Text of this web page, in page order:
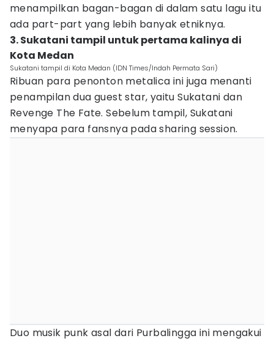
menampilkan bagan-bagan di dalam satu lagu itu
ada part-part yang lebih banyak etniknya.
3. Sukatani tampil untuk pertama kalinya di
Kota Medan
Sukatani tampil di Kota Medan (IDN Times/Indah Permata Sari)
Ribuan para penonton metalica ini juga menanti
penampilan dua guest star, yaitu Sukatani dan
Revenge The Fate. Sebelum tampil, Sukatani
menyapa para fansnya pada sharing session.
Duo musik punk asal dari Purbalingga ini mengakui